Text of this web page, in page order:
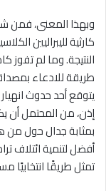
وبهذا المعنى، فمن
كارثية لليبراليين
النتيجة. وما لم
طريقة للادعاء
يتوقع أحد حدوث
إذن، من المحتمل أن
بمثابة جدال حول من
أفضل لتنمية ائتلاف
تمثل طريقًا